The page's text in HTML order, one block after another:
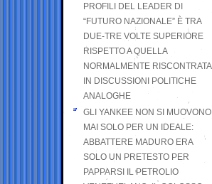
PROFILI DEL LEADER DI
“FUTURO NAZIONALE” È TRA
DUE-TRE VOLTE SUPERIORE
RISPETTO A QUELLA
NORMALMENTE RISCONTRATA
IN DISCUSSIONI POLITICHE
ANALOGHE
GLI YANKEE NON SI MUOVONO
MAI SOLO PER UN IDEALE:
ABBATTERE MADURO ERA
SOLO UN PRETESTO PER
PAPPARSI IL PETROLIO